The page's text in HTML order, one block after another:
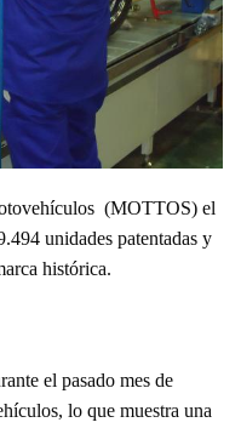
(MOTTOS) el
unidades patentadas y
histórica.
el pasado mes de
lo que muestra una